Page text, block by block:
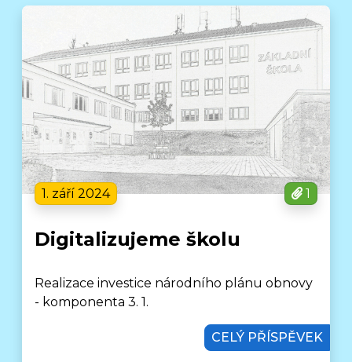
1. září 2024 1
Digitalizujeme školu
Realizace investice národního plánu obnovy
- komponenta 3. 1.
CELÝ PŘÍSPĚVEK